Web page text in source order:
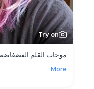
Try on
موجات القلم الفضفاضة
More